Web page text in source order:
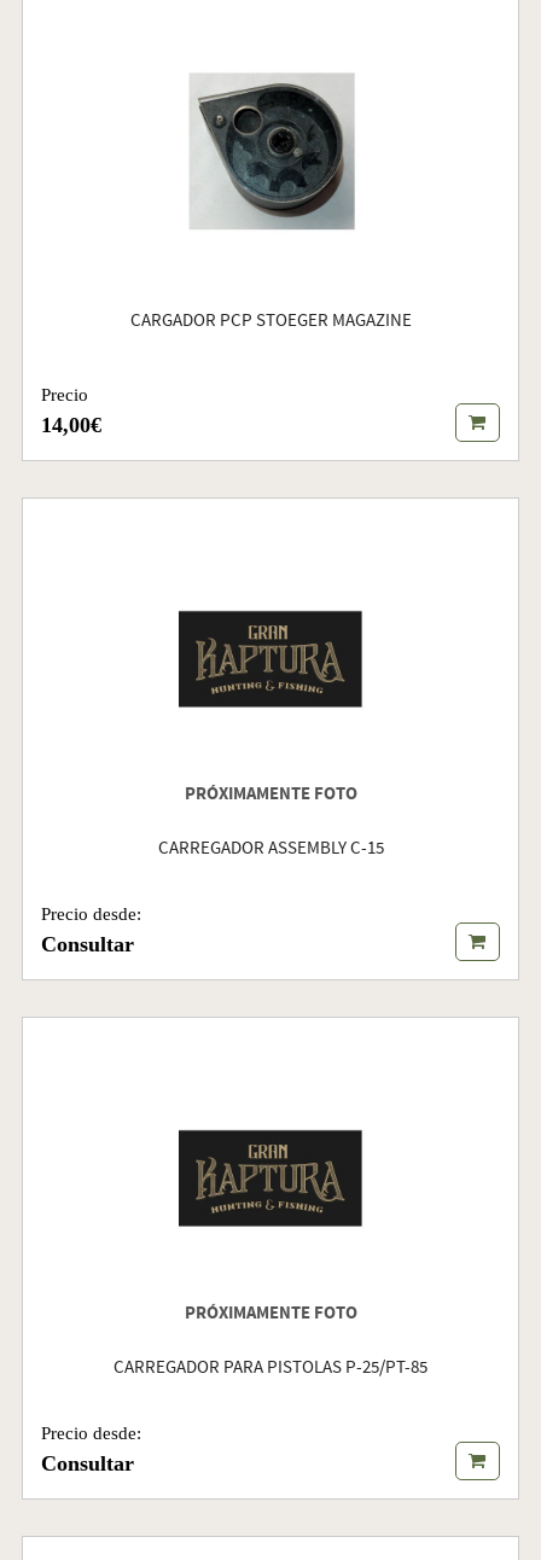
CARGADOR PCP STOEGER MAGAZINE
Precio
14,00€
PRÓXIMAMENTE FOTO
CARREGADOR ASSEMBLY C-15
Precio desde:
Consultar
PRÓXIMAMENTE FOTO
CARREGADOR PARA PISTOLAS P-25/PT-85
Precio desde:
Consultar